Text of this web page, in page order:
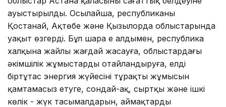
ауыстырылды. Осылайша, республиканың
Қостанай, Ақтөбе және Қызылорда облыстарында
уақыт өзгерді. Бұл шара ең алдымен, республика
халқына жайлы жағдай жасауға, облыстардағы
әкімшілік жұмыстарды оңтайландыруға, елдің
біртұтас энергия жүйесінің тұрақты жұмысын
қамтамасыз етуге, сондай-ақ, сыртқы және ішкі
көлік - жүк тасымалдарын, аймақтардың